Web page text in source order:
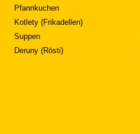
Pfannkuchen
Kotlety (Frikadellen)
Suppen
Deruny (Rösti)